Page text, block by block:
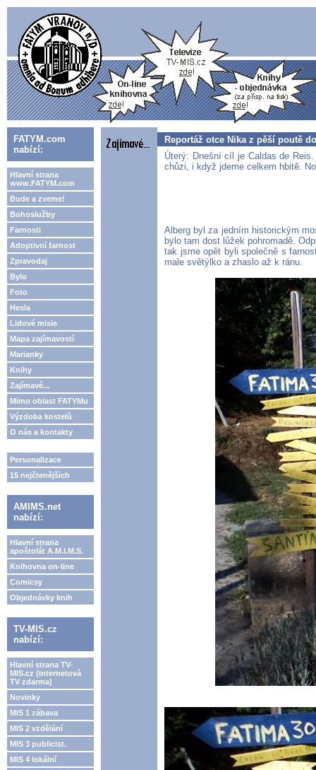
FATYM.com
nabízí:
Hlavní strana
www.FATYM.com
Bude a zveme!
Bohoslužby
Farnosti
Adoptivní farnost
Zpravodaj
Bylo
Foto
Hesla
Lidové misie
Mapa zajímavostí
Marianky
Knihy
Zajímavé...
Mimo oblast FATYMu
Výzdoba kostelů
O nás a kontakty
Personalizace
15 nejčtenějších
AMIMS.net
nabízí:
Hlavní strana
apoštolát A.M.I.M.S.
Knihovna on-line
Comicsy
Objednávky knih
TV-MIS.cz
nabízí:
Hlavní strana TV-
MIS.cz (internetová
TV zdarma)
Novinky
MIS 1 zábava
MIS 2 vzdělání
MIS 3 publicist.
MIS 4 lokální
Reportáž otce Nika z pěší poutě
Úterý: Dnešní cíl je Caldas de
chůzi, i když jdeme celkem hbitě.
Alberg byl za jedním historickým
bylo tam dost lůžek pohromadě.
tak jsme opět byli společně s
male světýlko a zhaslo až k ránu.